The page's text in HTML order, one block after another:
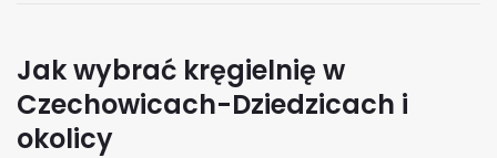
Jak wybrać kręgielnię w
Czechowicach-Dziedzicach i
okolicy